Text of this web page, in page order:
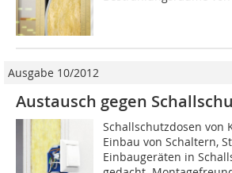
Ausgabe 10/2012
Austausch gegen
Schallschutzdosen von
Einbau von Schaltern,
Einbaugeräten in